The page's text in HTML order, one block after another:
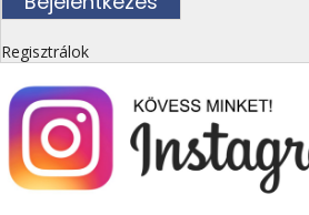
Regisztrálok